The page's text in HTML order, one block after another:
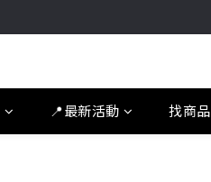
📍最新活動 找商品